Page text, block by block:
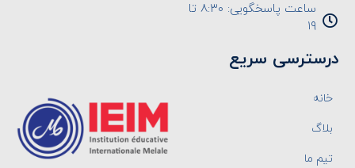
ساعت پاسخگویی: ۸:۳۰ تا
۱۹
درسترسی سریع
خانه
بلاگ
تیم ما